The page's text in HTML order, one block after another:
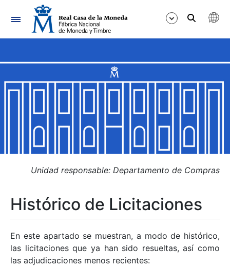
Navegación
Mostrar/Ocultar
Mostrar/Ocultar
Mostrar/Ocultar
Mostrar/Ocultar
Mostrar/Ocultar
Unidad responsable: Departamento de Compras
Histórico de Licitaciones
En este apartado se muestran, a modo de histórico,
las licitaciones que ya han sido resueltas, así como
las adjudicaciones menos recientes: